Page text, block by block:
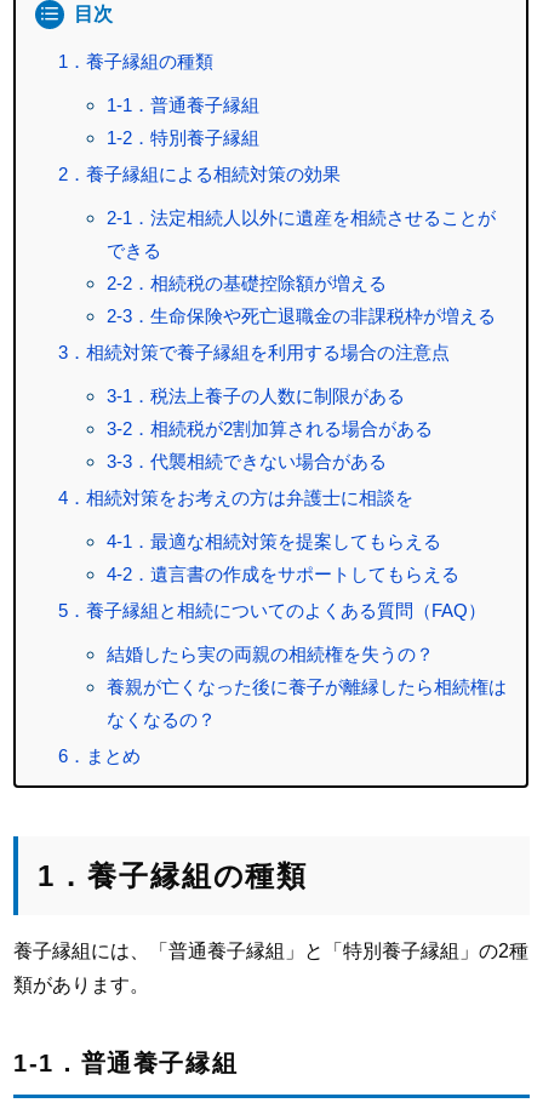
目次
1．養子縁組の種類
1-1．普通養子縁組
1-2．特別養子縁組
2．養子縁組による相続対策の効果
2-1．法定相続人以外に遺産を相続させることが
できる
2-2．相続税の基礎控除額が増える
2-3．生命保険や死亡退職金の非課税枠が増える
3．相続対策で養子縁組を利用する場合の注意点
3-1．税法上養子の人数に制限がある
3-2．相続税が2割加算される場合がある
3-3．代襲相続できない場合がある
4．相続対策をお考えの方は弁護士に相談を
4-1．最適な相続対策を提案してもらえる
4-2．遺言書の作成をサポートしてもらえる
5．養子縁組と相続についてのよくある質問（FAQ）
結婚したら実の両親の相続権を失うの？
養親が亡くなった後に養子が離縁したら相続権は
なくなるの？
6．まとめ
1．養子縁組の種類
養子縁組には、「普通養子縁組」と「特別養子縁組」の2種
類があります。
1-1．普通養子縁組